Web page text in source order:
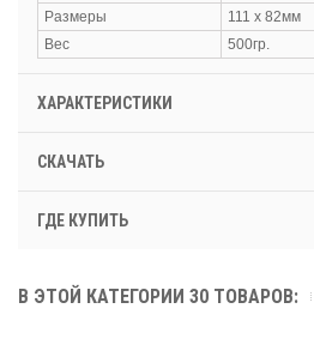
Размеры
111 x 82мм
Вес
500гр.
ХАРАКТЕРИСТИКИ
СКАЧАТЬ
ГДЕ КУПИТЬ
В ЭТОЙ КАТЕГОРИИ 30 ТОВАРОВ: